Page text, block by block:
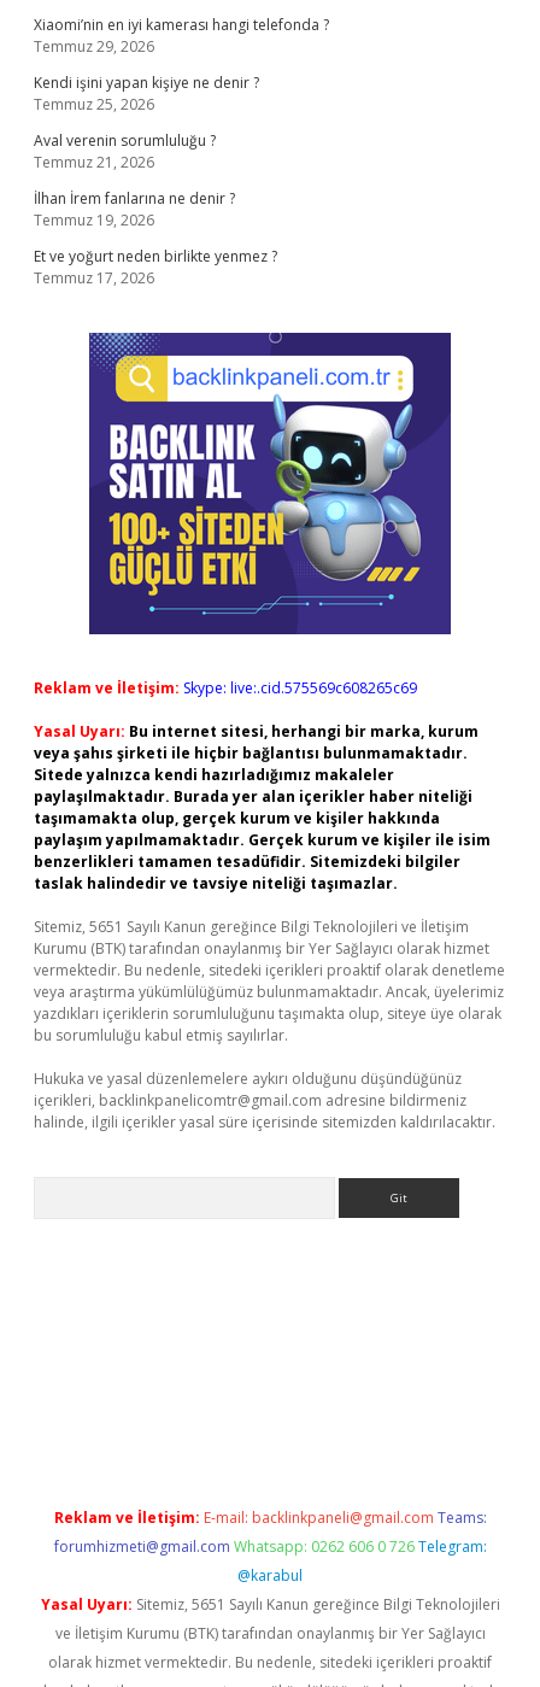
Xiaomi’nin en iyi kamerası hangi telefonda ?
Temmuz 29, 2026
Kendi işini yapan kişiye ne denir ?
Temmuz 25, 2026
Aval verenin sorumluluğu ?
Temmuz 21, 2026
İlhan İrem fanlarına ne denir ?
Temmuz 19, 2026
Et ve yoğurt neden birlikte yenmez ?
Temmuz 17, 2026
Reklam ve İletişim: Skype: live:.cid.575569c608265c69
Yasal Uyarı: Bu internet sitesi, herhangi bir marka, kurum
veya şahıs şirketi ile hiçbir bağlantısı bulunmamaktadır.
Sitede yalnızca kendi hazırladığımız makaleler
paylaşılmaktadır. Burada yer alan içerikler haber niteliği
taşımamakta olup, gerçek kurum ve kişiler hakkında
paylaşım yapılmamaktadır. Gerçek kurum ve kişiler ile isim
benzerlikleri tamamen tesadüfidir. Sitemizdeki bilgiler
taslak halindedir ve tavsiye niteliği taşımazlar.
Sitemiz, 5651 Sayılı Kanun gereğince Bilgi Teknolojileri ve İletişim
Kurumu (BTK) tarafından onaylanmış bir Yer Sağlayıcı olarak hizmet
vermektedir. Bu nedenle, sitedeki içerikleri proaktif olarak denetleme
veya araştırma yükümlülüğümüz bulunmamaktadır. Ancak, üyelerimiz
yazdıkları içeriklerin sorumluluğunu taşımakta olup, siteye üye olarak
bu sorumluluğu kabul etmiş sayılırlar.
Hukuka ve yasal düzenlemelere aykırı olduğunu düşündüğünüz
içerikleri, backlinkpanelicomtr@gmail.com adresine bildirmeniz
halinde, ilgili içerikler yasal süre içerisinde sitemizden kaldırılacaktır.
Reklam ve İletişim: E-mail: backlinkpaneli@gmail.com Teams:
forumhizmeti@gmail.com Whatsapp: 0262 606 0 726 Telegram:
@karabul
Yasal Uyarı: Sitemiz, 5651 Sayılı Kanun gereğince Bilgi Teknolojileri
ve İletişim Kurumu (BTK) tarafından onaylanmış bir Yer Sağlayıcı
olarak hizmet vermektedir. Bu nedenle, sitedeki içerikleri proaktif